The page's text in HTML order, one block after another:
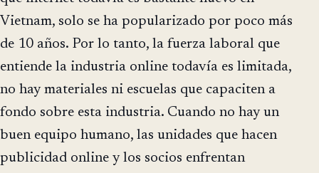
Vietnam, solo se ha popularizado por poco más
de 10 años. Por lo tanto, la fuerza laboral que
entiende la industria online todavía es limitada,
no hay materiales ni escuelas que capaciten a
fondo sobre esta industria. Cuando no hay un
buen equipo humano, las unidades que hacen
publicidad online y los socios enfrentan